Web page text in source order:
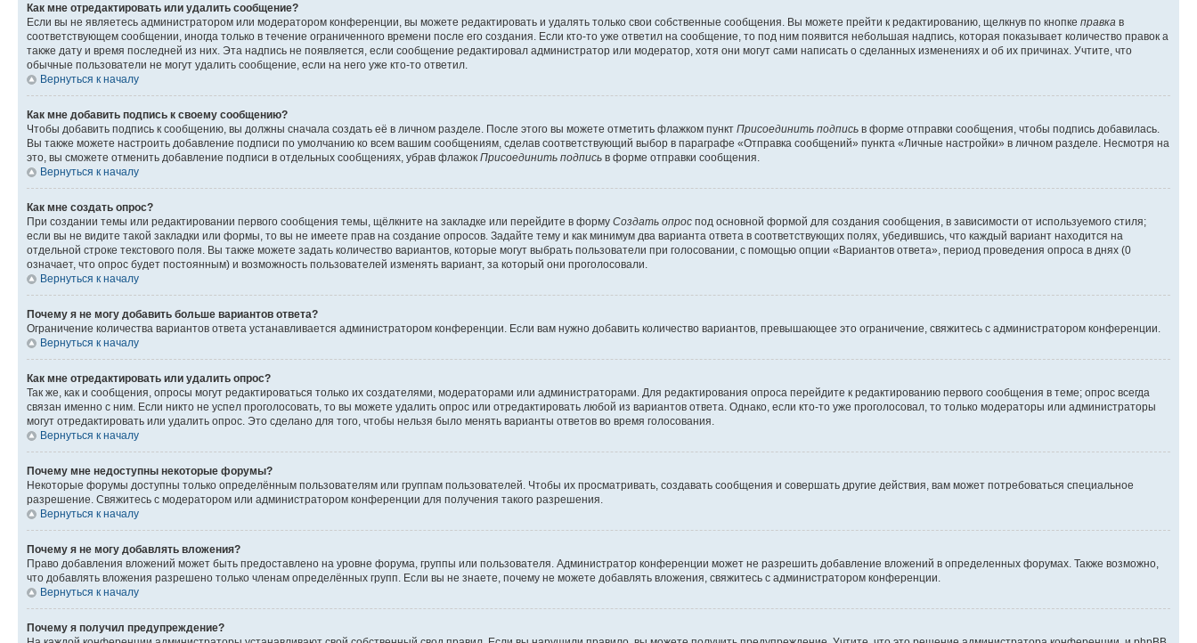
Как мне отредактировать или удалить сообщение?
Если вы не являетесь администратором или модератором конференции, вы можете редактировать и удалять только свои собственные сообщения. Вы можете прейти к редактированию, щелкнув по кнопке правка в
соответствующем сообщении, иногда только в течение ограниченного времени после его создания. Если кто-то уже ответил на сообщение, то под ним появится небольшая надпись, которая показывает количество правок а
также дату и время последней из них. Эта надпись не появляется, если сообщение редактировал администратор или модератор, хотя они могут сами написать о сделанных изменениях и об их причинах. Учтите, что
обычные пользователи не могут удалить сообщение, если на него уже кто-то ответил.
Вернуться к началу
Как мне добавить подпись к своему сообщению?
Чтобы добавить подпись к сообщению, вы должны сначала создать её в личном разделе. После этого вы можете отметить флажком пункт Присоединить подпись в форме отправки сообщения, чтобы подпись добавилась.
Вы также можете настроить добавление подписи по умолчанию ко всем вашим сообщениям, сделав соответствующий выбор в параграфе «Отправка сообщений» пункта «Личные настройки» в личном разделе. Несмотря на
это, вы сможете отменить добавление подписи в отдельных сообщениях, убрав флажок Присоединить подпись в форме отправки сообщения.
Вернуться к началу
Как мне создать опрос?
При создании темы или редактировании первого сообщения темы, щёлкните на закладке или перейдите в форму Создать опрос под основной формой для создания сообщения, в зависимости от используемого стиля;
если вы не видите такой закладки или формы, то вы не имеете прав на создание опросов. Задайте тему и как минимум два варианта ответа в соответствующих полях, убедившись, что каждый вариант находится на
отдельной строке текстового поля. Вы также можете задать количество вариантов, которые могут выбрать пользователи при голосовании, с помощью опции «Вариантов ответа», период проведения опроса в днях (0
означает, что опрос будет постоянным) и возможность пользователей изменять вариант, за который они проголосовали.
Вернуться к началу
Почему я не могу добавить больше вариантов ответа?
Ограничение количества вариантов ответа устанавливается администратором конференции. Если вам нужно добавить количество вариантов, превышающее это ограничение, свяжитесь с администратором конференции.
Вернуться к началу
Как мне отредактировать или удалить опрос?
Так же, как и сообщения, опросы могут редактироваться только их создателями, модераторами или администраторами. Для редактирования опроса перейдите к редактированию первого сообщения в теме; опрос всегда
связан именно с ним. Если никто не успел проголосовать, то вы можете удалить опрос или отредактировать любой из вариантов ответа. Однако, если кто-то уже проголосовал, то только модераторы или администраторы
могут отредактировать или удалить опрос. Это сделано для того, чтобы нельзя было менять варианты ответов во время голосования.
Вернуться к началу
Почему мне недоступны некоторые форумы?
Некоторые форумы доступны только определённым пользователям или группам пользователей. Чтобы их просматривать, создавать сообщения и совершать другие действия, вам может потребоваться специальное
разрешение. Свяжитесь с модератором или администратором конференции для получения такого разрешения.
Вернуться к началу
Почему я не могу добавлять вложения?
Право добавления вложений может быть предоставлено на уровне форума, группы или пользователя. Администратор конференции может не разрешить добавление вложений в определенных форумах. Также возможно,
что добавлять вложения разрешено только членам определённых групп. Если вы не знаете, почему не можете добавлять вложения, свяжитесь с администратором конференции.
Вернуться к началу
Почему я получил предупреждение?